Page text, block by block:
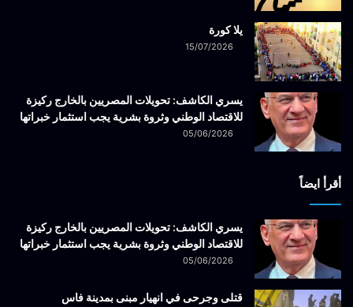
يلا كورة
15/07/2026
يسري الكاشف: تحويلات المصريين بالخارج ركيزة
للاقتصاد الوطني وثروة بشرية يجب استثمار خبراتها
05/06/2026
أقرأ ايضاً
يسري الكاشف: تحويلات المصريين بالخارج ركيزة
للاقتصاد الوطني وثروة بشرية يجب استثمار خبراتها
05/06/2026
قتلى وجرحى في انهيار مبنى بمدينة فاس